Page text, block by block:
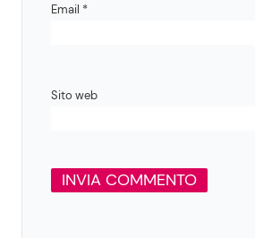
Email *
Sito web